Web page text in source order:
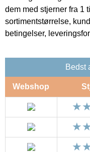
dem med stjerner fra 1
sortimentstørrelse,
betingelser,
Bedst
Webshop